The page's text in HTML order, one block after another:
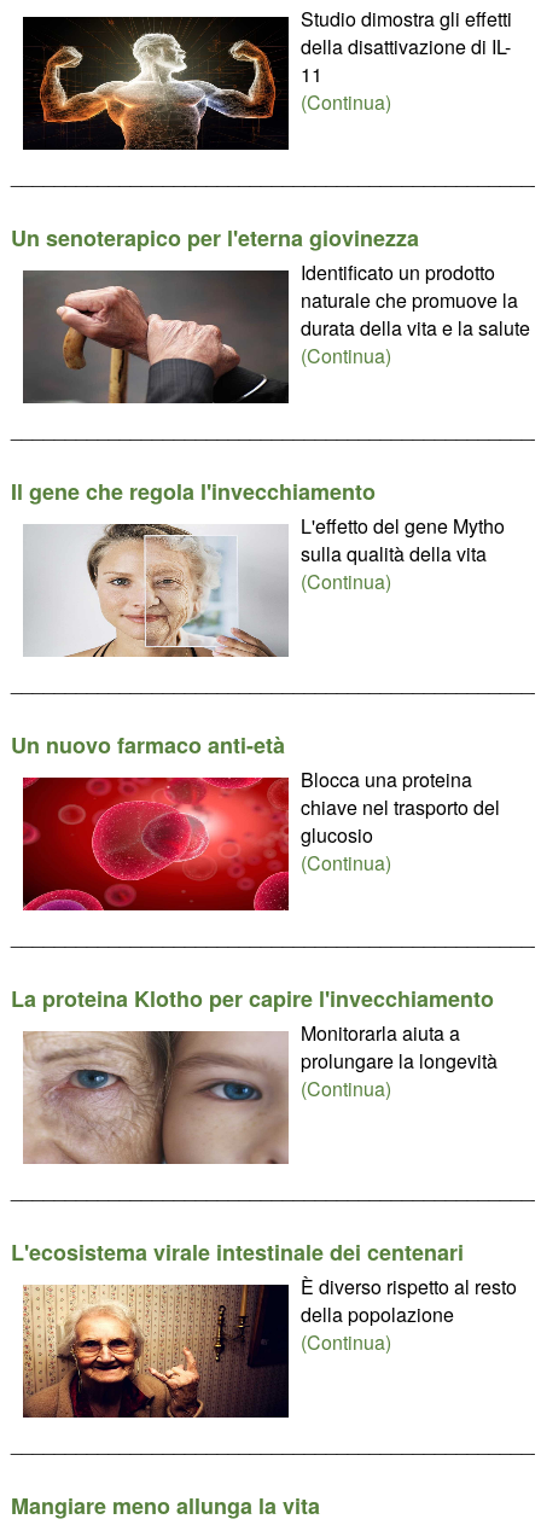
Studio dimostra gli effetti
della disattivazione di IL-
11
(Continua)
Un senoterapico per l'eterna giovinezza
Identificato un prodotto
naturale che promuove la
durata della vita e la salute
(Continua)
Il gene che regola l'invecchiamento
L'effetto del gene Mytho
sulla qualità della vita
(Continua)
Un nuovo farmaco anti-età
Blocca una proteina
chiave nel trasporto del
glucosio
(Continua)
La proteina Klotho per capire l'invecchiamento
Monitorarla aiuta a
prolungare la longevità
(Continua)
L'ecosistema virale intestinale dei centenari
È diverso rispetto al resto
della popolazione
(Continua)
Mangiare meno allunga la vita